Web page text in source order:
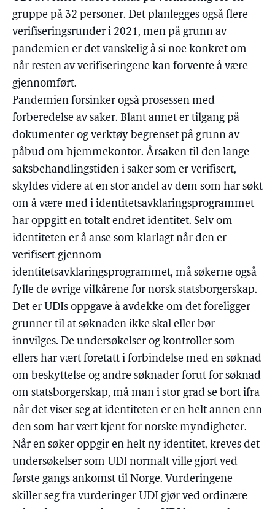
gruppe på 32 personer. Det planlegges også flere
verifiseringsrunder i 2021, men på grunn av
pandemien er det vanskelig å si noe konkret om
når resten av verifiseringene kan forvente å være
gjennomført.
Pandemien forsinker også prosessen med
forberedelse av saker. Blant annet er tilgang på
dokumenter og verktøy begrenset på grunn av
påbud om hjemmekontor. Årsaken til den lange
saksbehandlingstiden i saker som er verifisert,
skyldes videre at en stor andel av dem som har søkt
om å være med i identitetsavklaringsprogrammet
har oppgitt en totalt endret identitet. Selv om
identiteten er å anse som klarlagt når den er
verifisert gjennom
identitetsavklaringsprogrammet, må søkerne også
fylle de øvrige vilkårene for norsk statsborgerskap.
Det er UDIs oppgave å avdekke om det foreligger
grunner til at søknaden ikke skal eller bør
innvilges. De undersøkelser og kontroller som
ellers har vært foretatt i forbindelse med en søknad
om beskyttelse og andre søknader forut for søknad
om statsborgerskap, må man i stor grad se bort ifra
når det viser seg at identiteten er en helt annen enn
den som har vært kjent for norske myndigheter.
Når en søker oppgir en helt ny identitet, kreves det
undersøkelser som UDI normalt ville gjort ved
første gangs ankomst til Norge. Vurderingene
skiller seg fra vurderinger UDI gjør ved ordinære